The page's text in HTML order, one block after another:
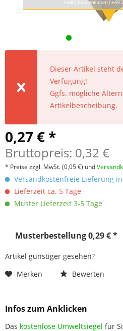
Dieser Artikel steht
Verfügung!
Ggfs. mögliche
Artikelbescheibung.
0,27 € *
Bruttopreis: 0,32 €
* Preise zzgl. MwSt.(0,05 €) und
Versandkostenfreie Lieferung
Lieferzeit ca. 5 Tage
Muster Lieferzeit 3-5 Tage
Musterbestellung 0,29 € *
Artikel günstiger gesehen?
Merken
Bewerten
Infos zum Anklicken
Das kostenlose Umweltsiegel für